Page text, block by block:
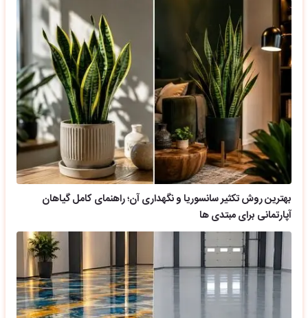
بهترین روش تکثیر سانسوریا و نگهداری آن؛ راهنمای کامل گیاهان
آپارتمانی برای مبتدی ها